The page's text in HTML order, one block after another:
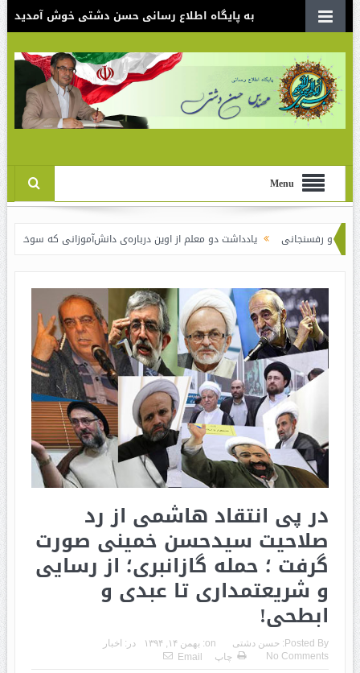
به پایگاه اطلاع رسانی حسن دشتی خوش آمدید
Menu
یادداشت دو معلم از اوین درباره‌ی دانش‌آموزانی که سوختند نقدی بر
در پی انتقاد هاشمی از رد
صلاحیت سیدحسن خمینی صورت
گرفت ؛ حمله گازانبری؛ از رسایی
و شریعتمداری تا عبدی و
ابطحی!
Posted By: حسن دشتی on: بهمن ۱۴, ۱۳۹۴ در: اخبار
No Comments
چاپ Email